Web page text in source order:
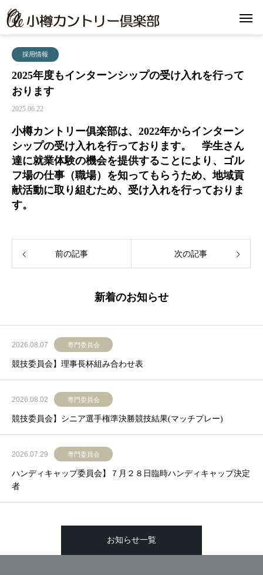
採用情報
2025年度もインターンシップの受け入れを行って
おります
2025.06.22
小樽カントリー俱楽部は、2022年からインターン
シップの受け入れを行っております。 学生さん
達に就業体験の機会を提供することにより、ゴル
フ場の仕事（職場）を知ってもらうため、地域貢
献活動に取り組むため、受け入れを行っておりま
す。
前の記事 次の記事
新着のお知らせ
2026.08.07 専門委員会
競技委員会】理事長杯組み合わせ表
2026.08.02 専門委員会
競技委員会】シニア選手権準決勝競技結果(マッチプレー)
2026.07.29 専門委員会
ハンディキャップ委員会】７月２８日臨時ハンディキャップ決定
者
お知らせ一覧